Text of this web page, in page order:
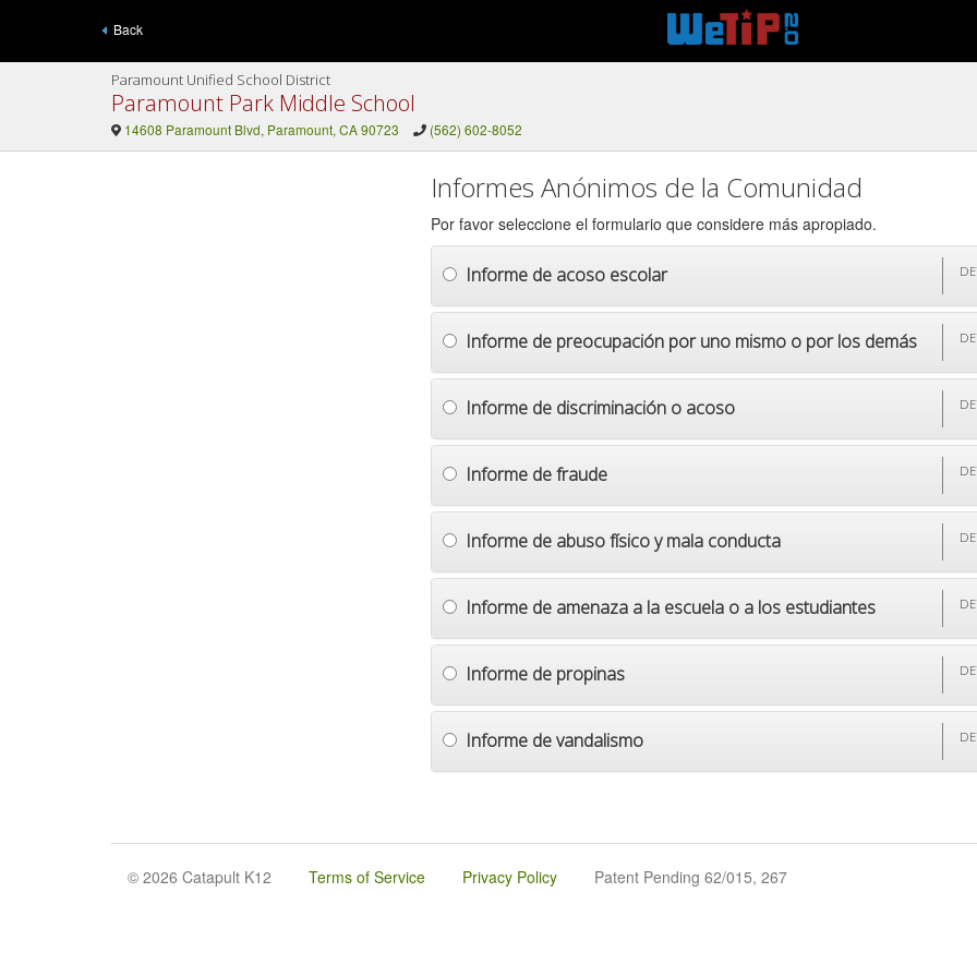
Back
Paramount Unified School District
Paramount Park Middle School
14608 Paramount Blvd, Paramount, CA 90723 (562) 602-8052
Informes Anónimos de la Comunidad
Por favor seleccione el formulario que considere más apropiado.
Informe de acoso escolar
Informe de preocupación por uno mismo o por los demás
Informe de discriminación o acoso
Informe de fraude
Informe de abuso físico y mala conducta
Informe de amenaza a la escuela o a los estudiantes
Informe de propinas
Informe de vandalismo
© 2026 Catapult K12 Terms of Service Privacy Policy Patent Pending 62/015, 267